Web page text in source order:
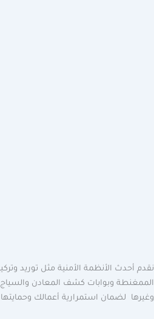
أحدث الأنظمة الأمنية مثل توريد وتركيب
وبوابات كشف المعادن والسياج
لضمان استمرارية أعمالك وحمايتها من